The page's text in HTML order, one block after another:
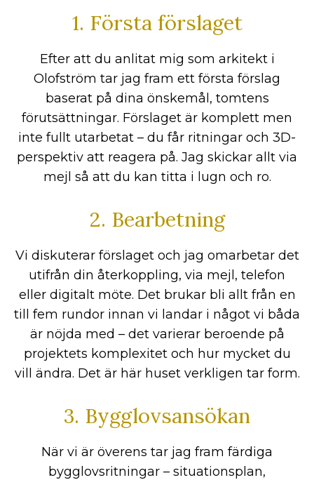
1. Första förslaget
Efter att du anlitat mig som arkitekt i
Olofström tar jag fram ett första förslag
baserat på dina önskemål, tomtens
förutsättningar. Förslaget är komplett men
inte fullt utarbetat – du får ritningar och 3D-
perspektiv att reagera på. Jag skickar allt via
mejl så att du kan titta i lugn och ro.
2. Bearbetning
Vi diskuterar förslaget och jag omarbetar det
utifrån din återkoppling, via mejl, telefon
eller digitalt möte. Det brukar bli allt från en
till fem rundor innan vi landar i något vi båda
är nöjda med – det varierar beroende på
projektets komplexitet och hur mycket du
vill ändra. Det är här huset verkligen tar form.
3. Bygglovsansökan
När vi är överens tar jag fram färdiga
bygglovsritningar – situationsplan,